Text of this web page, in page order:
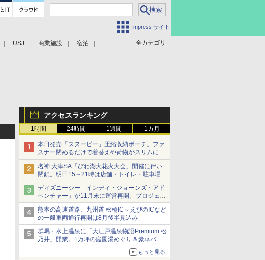
Impress サイト
全カテゴリ
USJ 商業施設 宿泊
アクセスランキング
1時間 24時間 1週間 1カ月
本日発売「スヌーピー」圧縮収納ポーチ。ファ
スナー閉めるだけで着替えや荷物がスリムにま
とまる
名神 大津SA「びわ湖大花火大会」開催に伴い
閉鎖。明日15～21時は店舗・トイレ・駐車場の
利用不可
ディズニーシー「インディ・ジョーンズ・アド
ベンチャー」が11月末に運営再開。プロジェク
ションマッピングを追加、DPAは1500円
熊本の高速道路、九州道 松橋IC～えびのICなど
の一般車両通行再開は8月後半見込み
群馬・水上温泉に「大江戸温泉物語Premium 松
乃井」開業。1万坪の庭園湯めぐり＆豪華バイ
もっと見る